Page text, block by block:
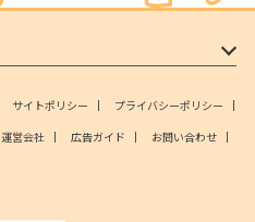
サイトポリシー
プライバシーポリシー
運営会社 広告ガイド
お問い合わせ